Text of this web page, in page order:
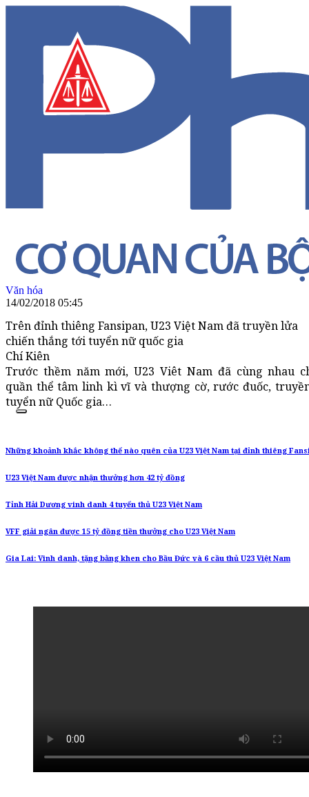
Văn hóa
14/02/2018 05:45
Trên đỉnh thiêng Fansipan, U23 Việt Nam đã truyền lửa
chiến thắng tới tuyển nữ quốc gia
Chí Kiên
Trước thềm năm mới, U23 Viêt Nam đã cùng nhau
quần thể tâm linh kì vĩ và thượng cờ, rước đuốc,
tuyển nữ Quốc gia…
Những khoảnh khắc không thể nào quên của U23 Việt Nam tại đỉnh thiêng
U23 Việt Nam được nhận thưởng hơn 42 tỷ đồng
Tỉnh Hải Dương vinh danh 4 tuyển thủ U23 Việt Nam
VFF giải ngân được 15 tỷ đồng tiền thưởng cho U23 Việt Nam
Gia Lai: Vinh danh, tặng bằng khen cho Bầu Đức và 6 cầu thủ U23 Việt Nam